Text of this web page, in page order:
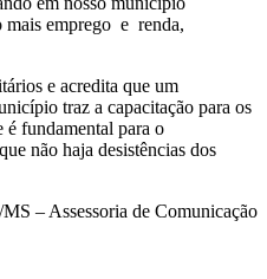
mais emprego e renda,
e acredita que um
traz a capacitação para os
fundamental para o
não haja desistências dos
– Assessoria de Comunicação